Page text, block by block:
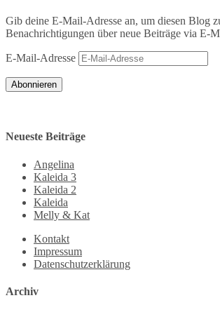
Gib deine E-Mail-Adresse an, um diesen Blog
Benachrichtigungen über neue Beiträge via E-
E-Mail-Adresse
Abonnieren
Neueste Beiträge
Angelina
Kaleida 3
Kaleida 2
Kaleida
Melly & Kat
Kontakt
Impressum
Datenschutzerklärung
Archiv